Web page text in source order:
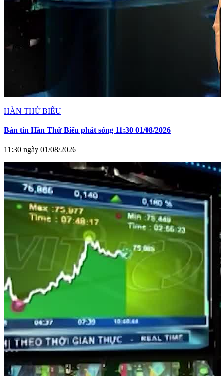
HÀN THỬ BIỂU
Bản tin Hàn Thử Biểu phát sóng 11:30 01/08/2026
11:30 ngày 01/08/2026